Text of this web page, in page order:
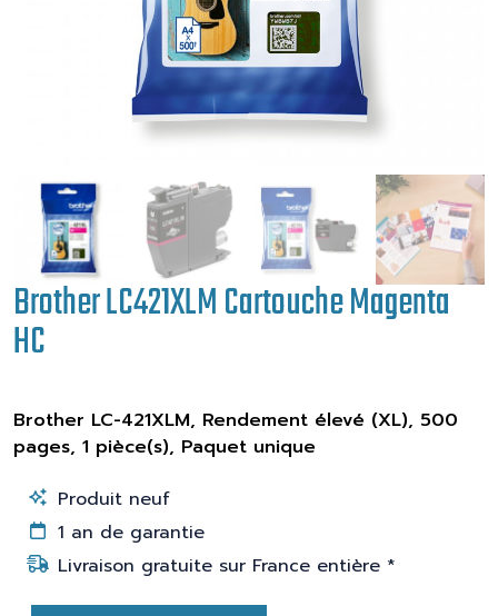
Brother LC421XLM Cartouche Magenta
HC
Brother LC-421XLM, Rendement élevé (XL), 500
pages, 1 pièce(s), Paquet unique
Produit neuf
1 an de garantie
Livraison gratuite sur France entière *